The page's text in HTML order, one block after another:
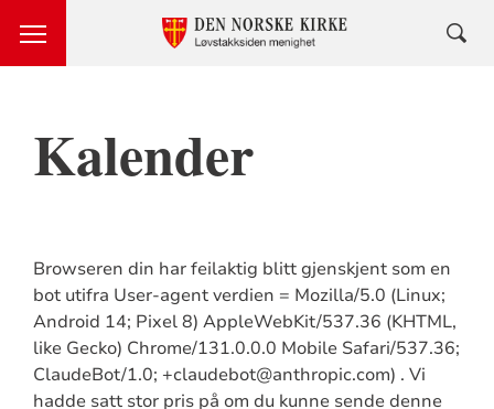
Kalender
Browseren din har feilaktig blitt gjenskjent som en
bot utifra User-agent verdien = Mozilla/5.0 (Linux;
Android 14; Pixel 8) AppleWebKit/537.36 (KHTML,
like Gecko) Chrome/131.0.0.0 Mobile Safari/537.36;
ClaudeBot/1.0; +claudebot@anthropic.com) . Vi
hadde satt stor pris på om du kunne sende denne